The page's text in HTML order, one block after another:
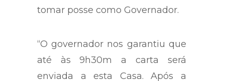
tomar posse como Governador.
“O governador nos garantiu que
até às 9h30m a carta será
enviada a esta Casa. Após a